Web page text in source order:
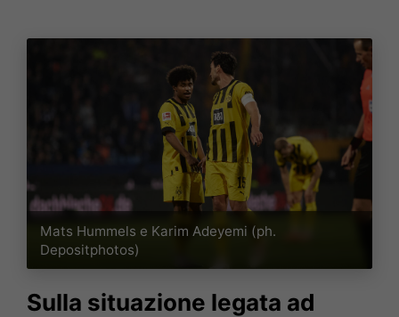
Mats Hummels e Karim Adeyemi (ph.
Depositphotos)
Sulla situazione legata ad